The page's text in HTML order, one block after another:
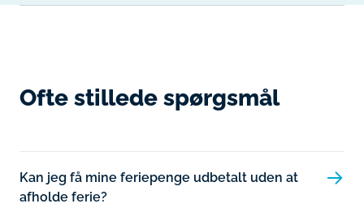
Ofte stillede spørgsmål
Kan jeg få mine feriepenge udbetalt uden at
afholde ferie?